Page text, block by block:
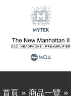
商品一覽
二手專區
視聽專欄
首頁 » 商品一覽 »